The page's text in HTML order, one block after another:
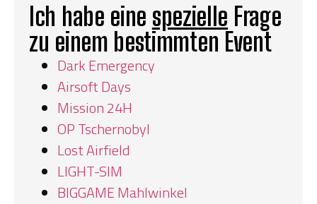
Ich habe eine spezielle Frage
zu einem bestimmten Event
Dark Emergency
Airsoft Days
Mission 24H
OP Tschernobyl
Lost Airfield
LIGHT-SIM
BIGGAME Mahlwinkel